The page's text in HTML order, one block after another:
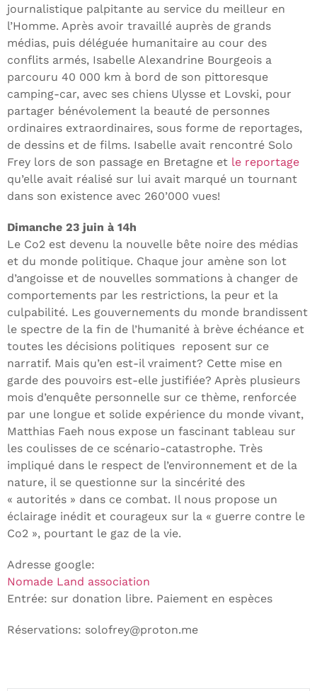
journalistique palpitante au service du meilleur en
l’Homme. Après avoir travaillé auprès de grands
médias, puis déléguée humanitaire au cour des
conflits armés, Isabelle Alexandrine Bourgeois a
parcouru 40 000 km à bord de son pittoresque
camping-car, avec ses chiens Ulysse et Lovski, pour
partager bénévolement la beauté de personnes
ordinaires extraordinaires, sous forme de reportages,
de dessins et de films. Isabelle avait rencontré Solo
Frey lors de son passage en Bretagne et le reportage
qu’elle avait réalisé sur lui avait marqué un tournant
dans son existence avec 260’000 vues!
Dimanche 23 juin à 14h
Le Co2 est devenu la nouvelle bête noire des médias
et du monde politique. Chaque jour amène son lot
d’angoisse et de nouvelles sommations à changer de
comportements par les restrictions, la peur et la
culpabilité. Les gouvernements du monde brandissent
le spectre de la fin de l’humanité à brève échéance et
toutes les décisions politiques reposent sur ce
narratif. Mais qu’en est-il vraiment? Cette mise en
garde des pouvoirs est-elle justifiée? Après plusieurs
mois d’enquête personnelle sur ce thème, renforcée
par une longue et solide expérience du monde vivant,
Matthias Faeh nous expose un fascinant tableau sur
les coulisses de ce scénario-catastrophe. Très
impliqué dans le respect de l’environnement et de la
nature, il se questionne sur la sincérité des
« autorités » dans ce combat. Il nous propose un
éclairage inédit et courageux sur la « guerre contre le
Co2 », pourtant le gaz de la vie.
Adresse google:
Nomade Land association
Entrée: sur donation libre. Paiement en espèces
Réservations: solofrey@proton.me